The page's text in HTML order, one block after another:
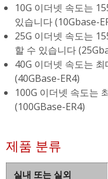
10G 이더넷 속도는
있습니다 (10Gbase-
25G 이더넷 속도는
할 수 있습니다
40G 이더넷 속도는
(40GBase-ER4)
100G 이더넷 속도는
(100GBase-ER4)
제품 분류
실내 또는 실외